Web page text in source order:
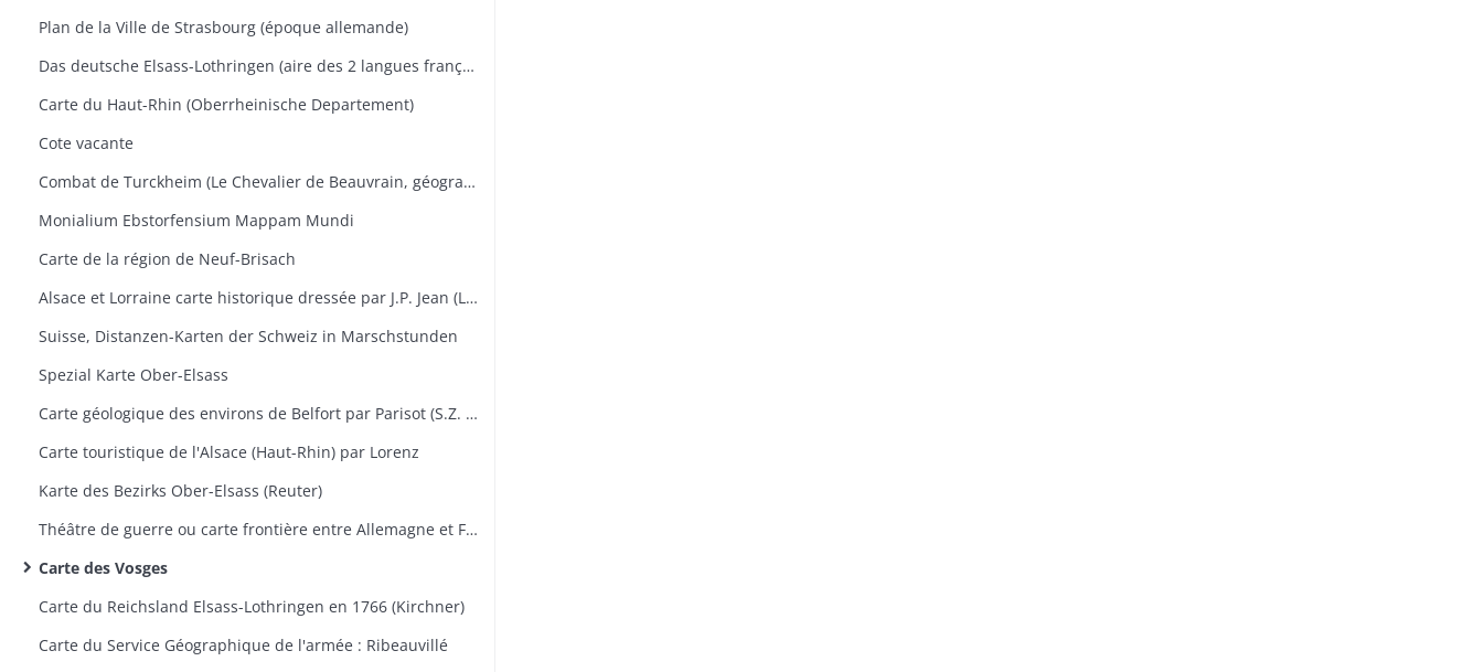
Plan de la Ville de Strasbourg (époque allemande)
Das deutsche Elsass-Lothringen (aire des 2 langues française et allemande et aire des noms de famille à consonnance allemande et française)
Carte du Haut-Rhin (Oberrheinische Departement)
Cote vacante
Combat de Turckheim (Le Chevalier de Beauvrain, géographie ordinaire du Roi)
Monialium Ebstorfensium Mappam Mundi
Carte de la région de Neuf-Brisach
Alsace et Lorraine carte historique dressée par J.P. Jean (Lieutenant)
Suisse, Distanzen-Karten der Schweiz in Marschstunden
Spezial Karte Ober-Elsass
Carte géologique des environs de Belfort par Parisot (S.Z. Montbéliard)
Carte touristique de l'Alsace (Haut-Rhin) par Lorenz
Karte des Bezirks Ober-Elsass (Reuter)
Théâtre de guerre ou carte frontière entre Allemagne et France (Vienne et Mayence)
Carte des Vosges
Carte du Reichsland Elsass-Lothringen en 1766 (Kirchner)
Carte du Service Géographique de l'armée : Ribeauvillé